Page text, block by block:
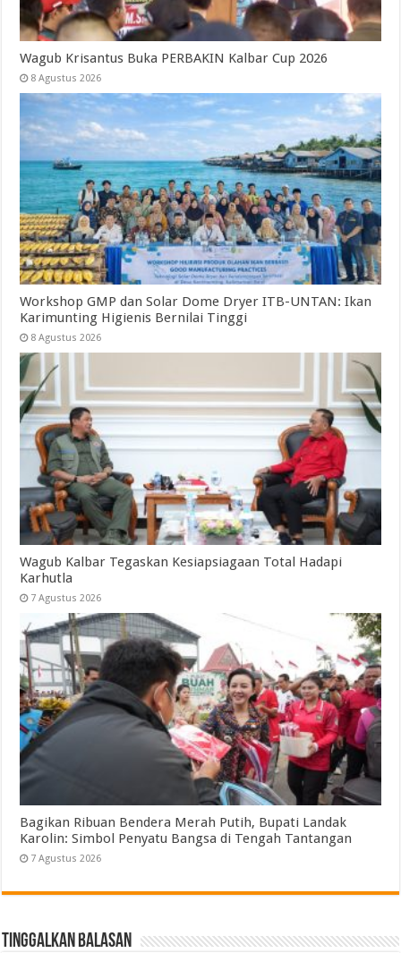
Wagub Krisantus Buka PERBAKIN Kalbar Cup 2026
8 Agustus 2026
Workshop GMP dan Solar Dome Dryer ITB-UNTAN: Ikan
Karimunting Higienis Bernilai Tinggi
8 Agustus 2026
Wagub Kalbar Tegaskan Kesiapsiagaan Total Hadapi
Karhutla
7 Agustus 2026
Bagikan Ribuan Bendera Merah Putih, Bupati Landak
Karolin: Simbol Penyatu Bangsa di Tengah Tantangan
7 Agustus 2026
Tinggalkan Balasan